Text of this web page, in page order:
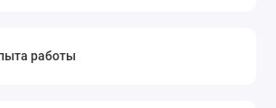
работы